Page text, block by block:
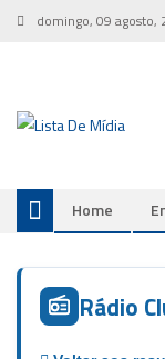
Skip
domingo, 09 agosto,
Home
Rádio